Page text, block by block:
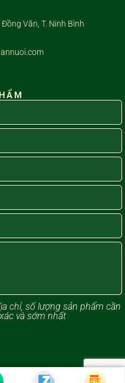
Văn, T. Ninh Bình
chỉ, số lượng sản phẩm cần
và sớm nhất